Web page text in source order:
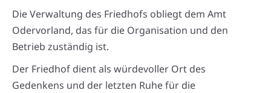
Die Verwaltung des Friedhofs obliegt dem Amt
Odervorland, das für die Organisation und den
Betrieb zuständig ist.
Der Friedhof dient als würdevoller Ort des
Gedenkens und der letzten Ruhe für die